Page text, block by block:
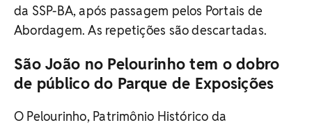
da SSP-BA, após passagem pelos Portais de
Abordagem. As repetições são descartadas.
São João no Pelourinho tem o dobro
de público do Parque de Exposições
O Pelourinho, Patrimônio Histórico da